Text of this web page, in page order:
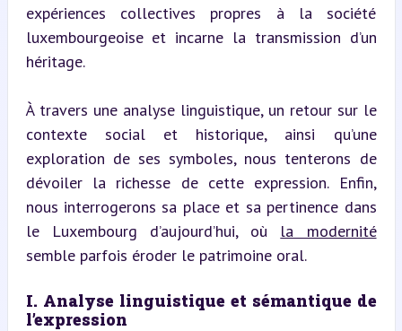
expériences collectives propres à la société
luxembourgeoise et incarne la transmission d’un
héritage.
À travers une analyse linguistique, un retour sur le
contexte social et historique, ainsi qu’une
exploration de ses symboles, nous tenterons de
dévoiler la richesse de cette expression. Enfin,
nous interrogerons sa place et sa pertinence dans
le Luxembourg d’aujourd’hui, où la modernité
semble parfois éroder le patrimoine oral.
I. Analyse linguistique et sémantique de
l’expression